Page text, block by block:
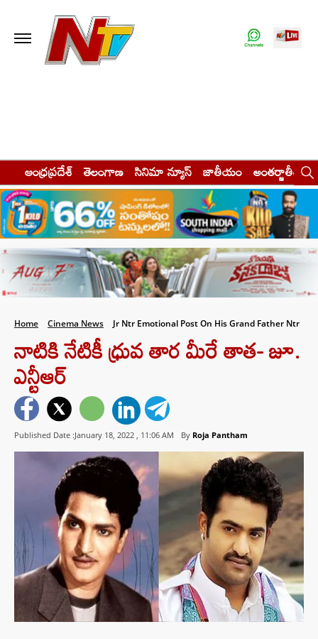
ఆంధ్రప్రదేశ్ తెలంగాణ సినిమా న్యూస్ జాతీయం అంతర్జాతీయం
Home Cinema News Jr Ntr Emotional Post On His Grand Father Ntr
నాటికి నేటికీ ధ్రువ తార మీరే తాత- జూ.
ఎన్టీఆర్
Published Date :January 18, 2022 , 11:06 AM By Roja Pantham